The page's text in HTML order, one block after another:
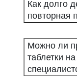
Как долго
повторная
Можно ли
таблетки